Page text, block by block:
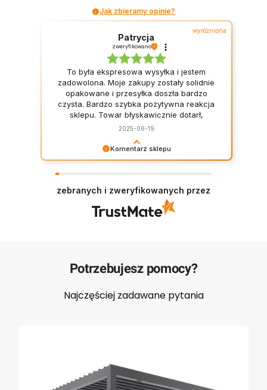
Jak zbieramy opinie?
Komentarz sklepu
wyróżniona
Patrycja
zweryfikowano
To była ekspresowa wysyłka i jestem
zadowolona. Moje zakupy zostały solidnie
opakowane i przesyłka doszła bardzo
czysta. Bardzo szybka pozytywna reakcja
sklepu. Towar błyskawicznie dotarł,
dobrze zabezpieczony. Świetna firma z
2025-06-19
zebranych i zweryfikowanych przez
Potrzebujesz pomocy?
Najczęściej zadawane pytania